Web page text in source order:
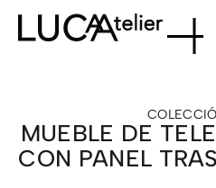
MUEBLE DE
CON PANEL